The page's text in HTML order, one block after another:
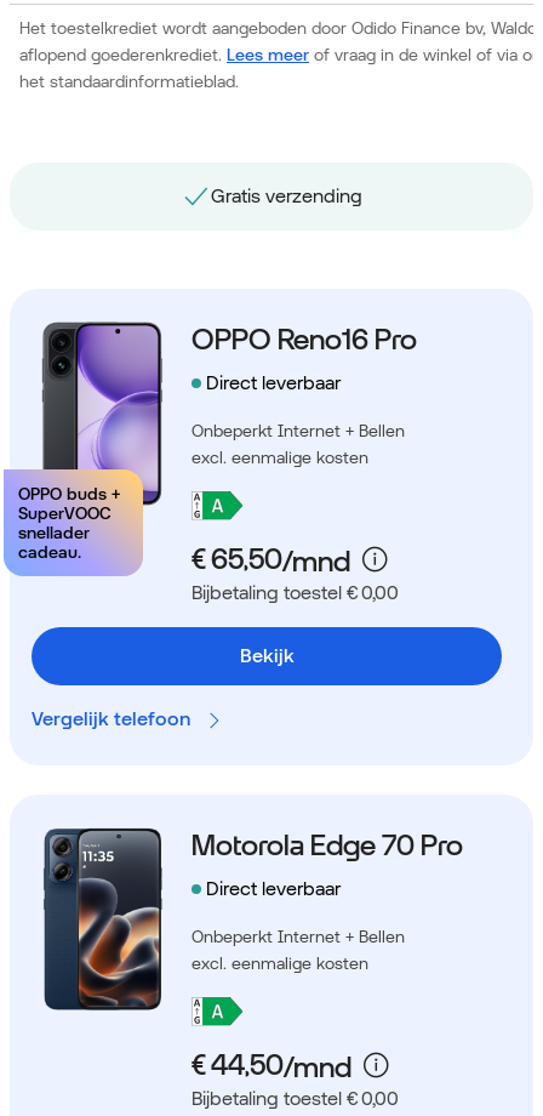
Het toestelkrediet wordt aangeboden door Odido Finance bv,
aflopend goederenkrediet. Lees meer of vraag in de winkel of via
het standaardinformatieblad.
Gratis nummerbehoud
OPPO buds +
SuperVOOC
snellader
cadeau.
OPPO Reno16 Pro
Direct leverbaar
Onbeperkt Internet + Bellen
excl. eenmalige kosten
Bijbetaling toestel € 0,00
Bekijk
Vergelijk telefoon
Motorola Edge 70 Pro
Direct leverbaar
Onbeperkt Internet + Bellen
excl. eenmalige kosten
Bijbetaling toestel € 0,00